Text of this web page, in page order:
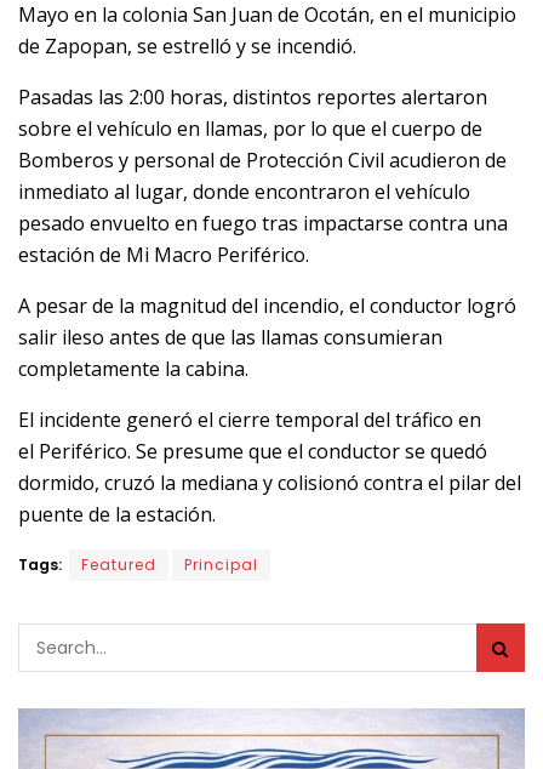
Mayo en la colonia San Juan de Ocotán, en el municipio
de Zapopan, se estrelló y se incendió.
Pasadas las 2:00 horas, distintos reportes alertaron
sobre el vehículo en llamas, por lo que el cuerpo de
Bomberos y personal de Protección Civil acudieron de
inmediato al lugar, donde encontraron el vehículo
pesado envuelto en fuego tras impactarse contra una
estación de Mi Macro Periférico.
A pesar de la magnitud del incendio, el conductor logró
salir ileso antes de que las llamas consumieran
completamente la cabina.
El incidente generó el cierre temporal del tráfico en
el Periférico. Se presume que el conductor se quedó
dormido, cruzó la mediana y colisionó contra el pilar del
puente de la estación.
Tags: Featured Principal